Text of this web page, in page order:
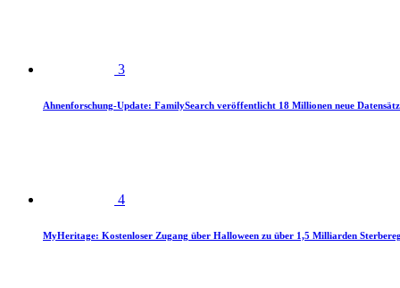
3
Ahnenforschung-Update: FamilySearch veröffentlicht 18 Millionen neue
4
MyHeritage: Kostenloser Zugang über Halloween zu über 1,5 Milliarden